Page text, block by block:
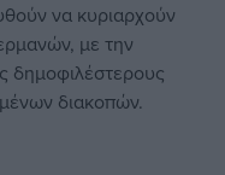
να κυριαρχούν
με την
δημοφιλέστερους
διακοπών.